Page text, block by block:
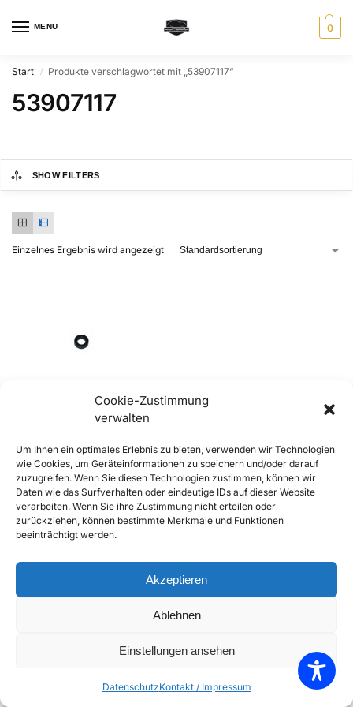
Cookie-Zustimmung
verwalten
Um Ihnen ein optimales Erlebnis zu bieten, verwenden wir Technologien
wie Cookies, um Geräteinformationen zu speichern und/oder darauf
zuzugreifen. Wenn Sie diesen Technologien zustimmen, können wir
Daten wie das Surfverhalten oder eindeutige IDs auf dieser Website
verarbeiten. Wenn Sie ihre Zustimmung nicht erteilen oder
zurückziehen, können bestimmte Merkmale und Funktionen
beeinträchtigt werden.
Akzeptieren
Ablehnen
Einstellungen ansehen
DatenschutzKontakt / Impressum
MENU 0
Start / Produkte verschlagwortet mit „53907117“
53907117
SHOW FILTERS
Einzelnes Ergebnis wird angezeigt
356 Dichtring Anschluss
Drehzahlmesserwelle bei
Ölpumpe
€9,90 inkl. Mwst
Enthält 20% Mwst
zzgl.Versand
Add to Wishlist